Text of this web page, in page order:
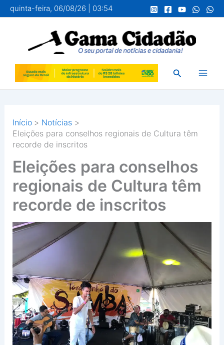
para
conteúdo
quinta-feira, 06/08/26 | 03:54
Pesquisar
Início
Notícias
Eleições para conselhos regionais de Cultura têm
recorde de inscritos
Eleições para conselhos
regionais de Cultura têm
recorde de inscritos